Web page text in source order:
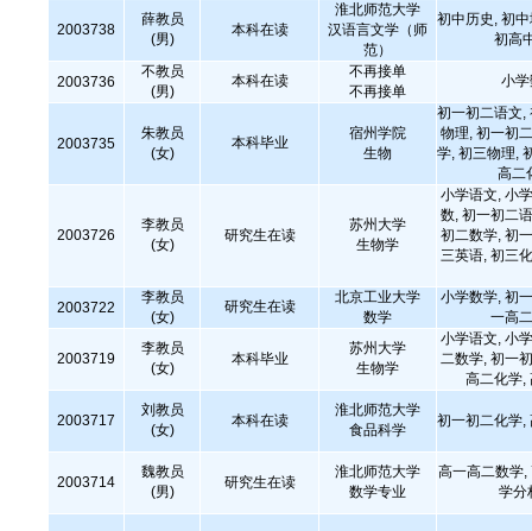
2003738
薛教员
(男)
本科在读
淮北师范大学
汉语言文学（师
范）
初中历史, 初
初高
2003736
不教员
(男)
本科在读
不再接单
不再接单
小
2003735
朱教员
(女)
本科毕业
宿州学院
生物
初一初二语文,
物理, 初一初
学, 初三物理,
高二
2003726
李教员
(女)
研究生在读
苏州大学
生物学
小学语文, 小
数, 初一初二
初二数学, 初
三英语, 初三
2003722
李教员
(女)
研究生在读
北京工业大学
数学
小学数学, 初
一高
2003719
李教员
(女)
本科毕业
苏州大学
生物学
小学语文, 小
二数学, 初一
高二化学,
2003717
刘教员
(女)
本科在读
淮北师范大学
食品科学
初一初二化学,
2003714
魏教员
(男)
研究生在读
淮北师范大学
数学专业
高一高二数学,
学分